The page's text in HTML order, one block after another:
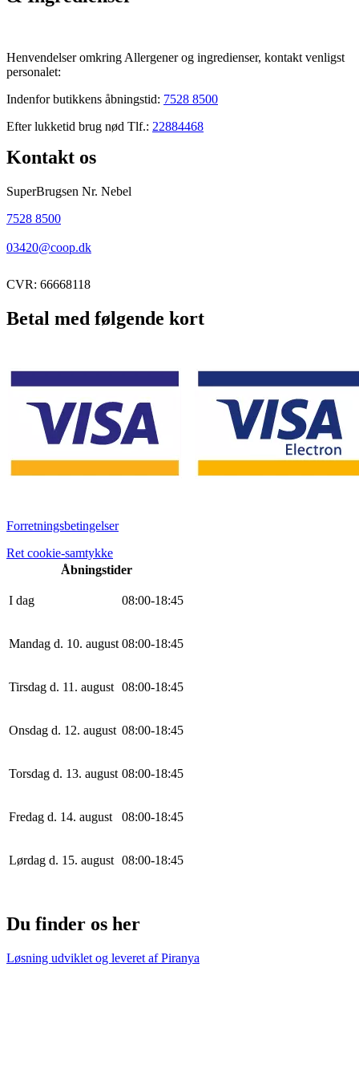
Henvendelser omkring Allergener og ingredienser, kontakt venligst
personalet:
Indenfor butikkens åbningstid: 7528 8500
Efter lukketid brug nød Tlf.: 22884468
Kontakt os
SuperBrugsen Nr. Nebel
7528 8500
03420@coop.dk
CVR: 66668118
Betal med følgende kort
Forretningsbetingelser
Ret cookie-samtykke
Åbningstider
I dag 08:00-18:45
Mandag d. 10. august 08:00-18:45
Tirsdag d. 11. august 08:00-18:45
Onsdag d. 12. august 08:00-18:45
Torsdag d. 13. august 08:00-18:45
Fredag d. 14. august 08:00-18:45
Lørdag d. 15. august 08:00-18:45
Du finder os her
Løsning udviklet og leveret afPiranya